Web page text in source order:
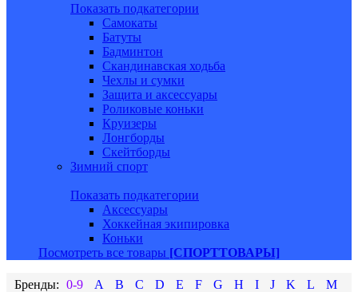
Показать подкатегории
Самокаты
Батуты
Бадминтон
Скандинавская ходьба
Чехлы и сумки
Защита и аксессуары
Роликовые коньки
Круизеры
Лонгборды
Скейтборды
Зимний спорт
Показать подкатегории
Аксессуары
Хоккейная экипировка
Коньки
Посмотреть все товары [СПОРТТОВАРЫ]
0-9 A B C D E F G H I J K L
M